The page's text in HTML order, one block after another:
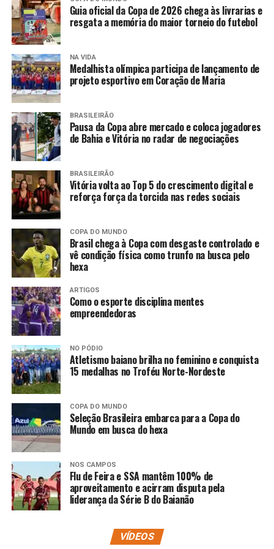
Guia oficial da Copa de 2026 chega às livrarias e
resgata a memória do maior torneio do futebol
NA VIDA
Medalhista olímpica participa de lançamento de
projeto esportivo em Coração de Maria
BRASILEIRÃO
Pausa da Copa abre mercado e coloca jogadores
de Bahia e Vitória no radar de negociações
BRASILEIRÃO
Vitória volta ao Top 5 do crescimento digital e
reforça força da torcida nas redes sociais
COPA DO MUNDO
Brasil chega à Copa com desgaste controlado e
vê condição física como trunfo na busca pelo
hexa
ARTIGOS
Como o esporte disciplina mentes
empreendedoras
NO PÓDIO
Atletismo baiano brilha no feminino e conquista
15 medalhas no Troféu Norte-Nordeste
COPA DO MUNDO
Seleção Brasileira embarca para a Copa do
Mundo em busca do hexa
NOS CAMPOS
Flu de Feira e SSA mantêm 100% de
aproveitamento e acirram disputa pela
liderança da Série B do Baianão
VÍDEOS